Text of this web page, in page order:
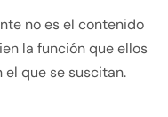
no es el contenido
la función que ellos
que se suscitan.